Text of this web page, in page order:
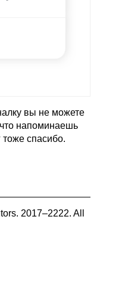
вы не можете
напоминаешь
спасибо.
2017–2222. All